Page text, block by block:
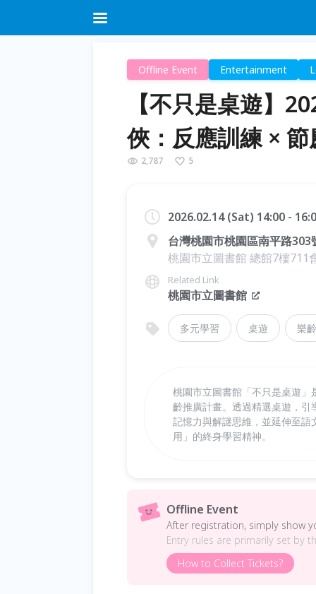
Offline Event Entertainment
【不只是桌遊】
俠：反應訓練 ×
2,787 5
2026.02.14 (Sat) 14:00 -
台灣桃園市桃園區南平路303
桃園市立圖書館 總館7樓711
Related Link
桃園市立圖書館
多元學習 桌遊 樂齡
桃園市立圖書館「不只是桌遊
齡推廣計畫。透過精選桌遊，
記憶力與解謎思維，並延伸至
用」的終身學習精神。
Offline Event
After registration, simply show
Entry rules are primarily set by
How to Collect Tickets?